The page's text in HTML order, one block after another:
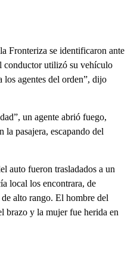
Fronteriza se identificaron ante
conductor utilizó su vehículo
los agentes del orden”, dijo
un agente abrió fuego,
pasajera, escapando del
auto fueron trasladados a un
local los encontrara, de
alto rango. El hombre del
brazo y la mujer fue herida en